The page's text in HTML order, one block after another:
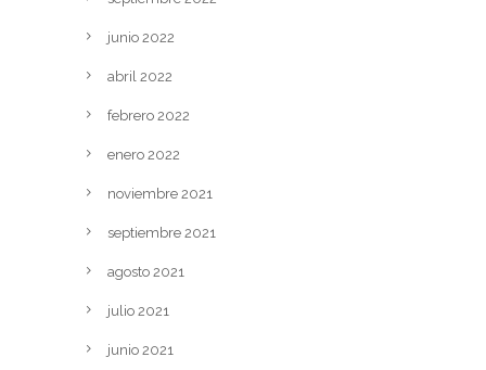
junio 2022
abril 2022
febrero 2022
enero 2022
noviembre 2021
septiembre 2021
agosto 2021
julio 2021
junio 2021